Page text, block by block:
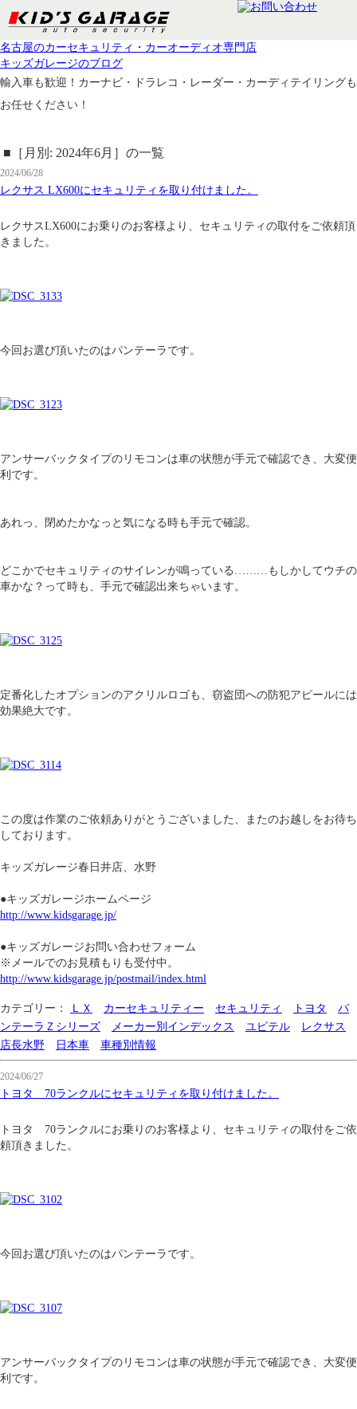
名古屋のカーセキュリティ・カーオーディオ専門店
キッズガレージのブログ
輸入車も歓迎！カーナビ・ドラレコ・レーダー・カーディテイリングも
お任せください！
■［月別: 2024年6月］の一覧
2024/06/28
レクサス LX600にセキュリティを取り付けました。
レクサスLX600にお乗りのお客様より、セキュリティの取付をご依頼頂
きました。
今回お選び頂いたのはパンテーラです。
アンサーバックタイプのリモコンは車の状態が手元で確認でき、大変便
利です。
あれっ、閉めたかなっと気になる時も手元で確認。
どこかでセキュリティのサイレンが鳴っている………もしかしてウチの
車かな？って時も、手元で確認出来ちゃいます。
定番化したオプションのアクリルロゴも、窃盗団への防犯アピールには
効果絶大です。
この度は作業のご依頼ありがとうございました、またのお越しをお待ち
しております。
キッズガレージ春日井店、水野
●キッズガレージホームページ
http://www.kidsgarage.jp/
●キッズガレージお問い合わせフォーム
※メールでのお見積もりも受付中。
http://www.kidsgarage.jp/postmail/index.html
カテゴリー： ＬＸ カーセキュリティー セキュリティ トヨタ
パ
ンテーラＺシリーズ
メーカー別インデックス ユピテル
レクサス
店長水野
日本車 車種別情報
2024/06/27
トヨタ 70ランクルにセキュリティを取り付けました。
トヨタ 70ランクルにお乗りのお客様より、セキュリティの取付をご依
頼頂きました。
今回お選び頂いたのはパンテーラです。
アンサーバックタイプのリモコンは車の状態が手元で確認でき、大変便
利です。